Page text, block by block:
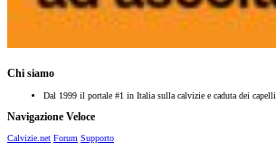
Chi siamo
Dal 1999 il portale #1 in Italia sulla calvizie e caduta dei capelli
Navigazione Veloce
Calvizie.net Forum Supporto